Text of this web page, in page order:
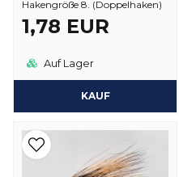
Hakengröße 8. (Doppelhaken)
1,78 EUR
Auf Lager
KAUF